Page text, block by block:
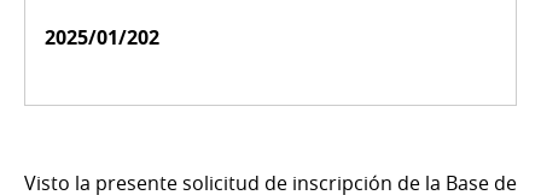
2025/01/202
Visto la presente solicitud de inscripción de la Base de